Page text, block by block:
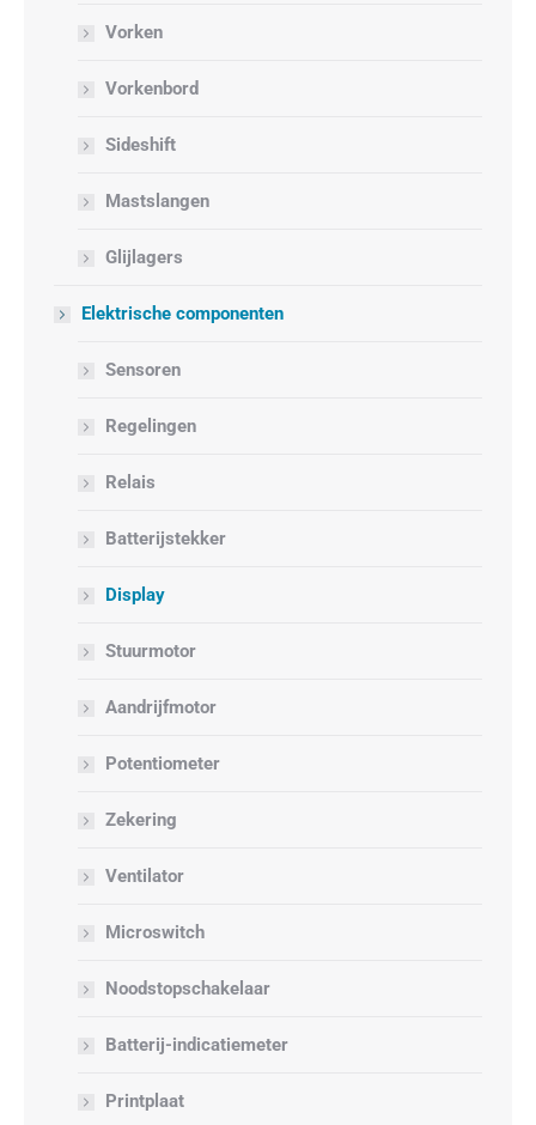
Vorken
Vorkenbord
Sideshift
Mastslangen
Glijlagers
Elektrische componenten
Sensoren
Regelingen
Relais
Batterijstekker
Display
Stuurmotor
Aandrijfmotor
Potentiometer
Zekering
Ventilator
Microswitch
Noodstopschakelaar
Batterij-indicatiemeter
Printplaat